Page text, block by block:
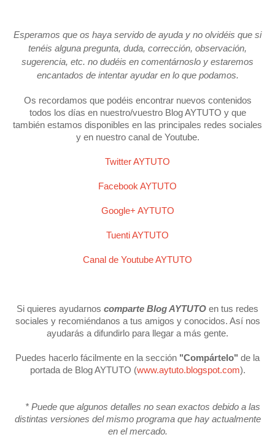
Esperamos que os haya servido de ayuda y no olvidéis que si
tenéis alguna pregunta, duda, corrección, observación,
sugerencia, etc. no dudéis en comentárnoslo y estaremos
encantados de intentar ayudar en lo que podamos.
Os recordamos que podéis encontrar nuevos contenidos
todos los días en nuestro/vuestro Blog AYTUTO y que
también estamos disponibles en las principales redes sociales
y en nuestro canal de Youtube.
Twitter AYTUTO
Facebook AYTUTO
Google+ AYTUTO
Tuenti AYTUTO
Canal de Youtube AYTUTO
Si quieres ayudarnos comparte Blog AYTUTO en tus redes
sociales y recomiéndanos a tus amigos y conocidos. Así nos
ayudarás a difundirlo para llegar a más gente.
Puedes hacerlo fácilmente en la sección "Compártelo" de la
portada de Blog AYTUTO (www.aytuto.blogspot.com).
* Puede que algunos detalles no sean exactos debido a las
distintas versiones del mismo programa que hay actualmente
en el mercado.